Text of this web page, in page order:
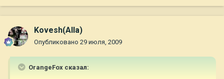
Kovesh(Alla)
Опубликовано 29 июля, 2009
OrangeFox сказал: